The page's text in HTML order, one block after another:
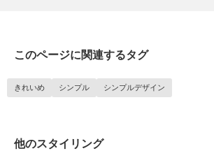
このページに関連するタグ
きれいめ シンプル シンプルデザイン
他のスタイリング